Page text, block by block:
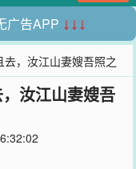
广告APP ↓↓↓
，汝江山妻嫂吾照之
汝江山妻嫂吾